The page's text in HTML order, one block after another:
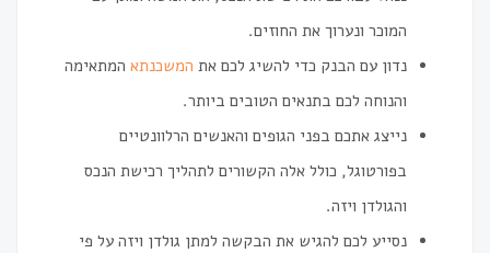
המוכר ונערוך את החוזים.
נדון עם הבנק כדי להשיג לכם את המשכנתא המתאימה
והנוחה לכם בתנאים הטובים ביותר.
נייצג אתכם בפני הגופים והאנשים הרלוונטיים
בפורטוגל, כולל אלה הקשורים לתהליך רכישת הנכס
והגולדן ויזה.
נסייע לכם להגיש את הבקשה למתן גולדן ויזה על פי